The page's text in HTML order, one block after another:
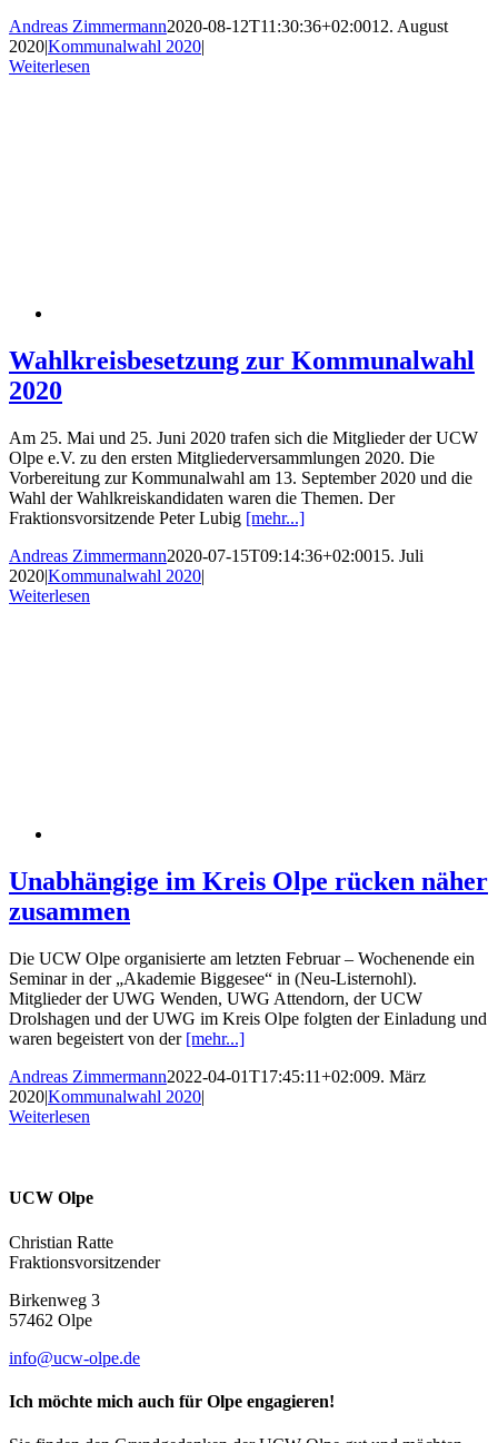
Andreas Zimmermann2020-08-12T11:30:36+02:0012. August
2020|Kommunalwahl 2020|
Weiterlesen
Wahlkreisbesetzung zur Kommunalwahl
2020
Am 25. Mai und 25. Juni 2020 trafen sich die Mitglieder der UCW
Olpe e.V. zu den ersten Mitgliederversammlungen 2020. Die
Vorbereitung zur Kommunalwahl am 13. September 2020 und die
Wahl der Wahlkreiskandidaten waren die Themen. Der
Fraktionsvorsitzende Peter Lubig [mehr...]
Andreas Zimmermann2020-07-15T09:14:36+02:0015. Juli
2020|Kommunalwahl 2020|
Weiterlesen
Unabhängige im Kreis Olpe rücken näher
zusammen
Die UCW Olpe organisierte am letzten Februar – Wochenende ein
Seminar in der „Akademie Biggesee“ in (Neu-Listernohl).
Mitglieder der UWG Wenden, UWG Attendorn, der UCW
Drolshagen und der UWG im Kreis Olpe folgten der Einladung und
waren begeistert von der [mehr...]
Andreas Zimmermann2022-04-01T17:45:11+02:009. März
2020|Kommunalwahl 2020|
Weiterlesen
UCW Olpe
Christian Ratte
Fraktionsvorsitzender
Birkenweg 3
57462 Olpe
info@ucw-olpe.de
Ich möchte mich auch für Olpe engagieren!